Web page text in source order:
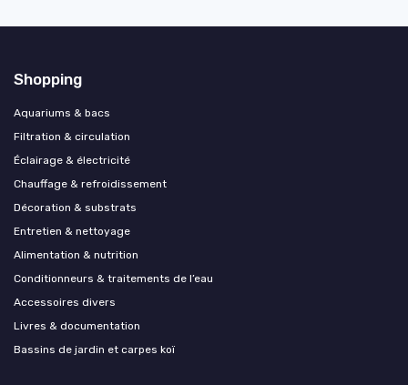
Shopping
Aquariums & bacs
Filtration & circulation
Éclairage & électricité
Chauffage & refroidissement
Décoration & substrats
Entretien & nettoyage
Alimentation & nutrition
Conditionneurs & traitements de l’eau
Accessoires divers
Livres & documentation
Bassins de jardin et carpes koï